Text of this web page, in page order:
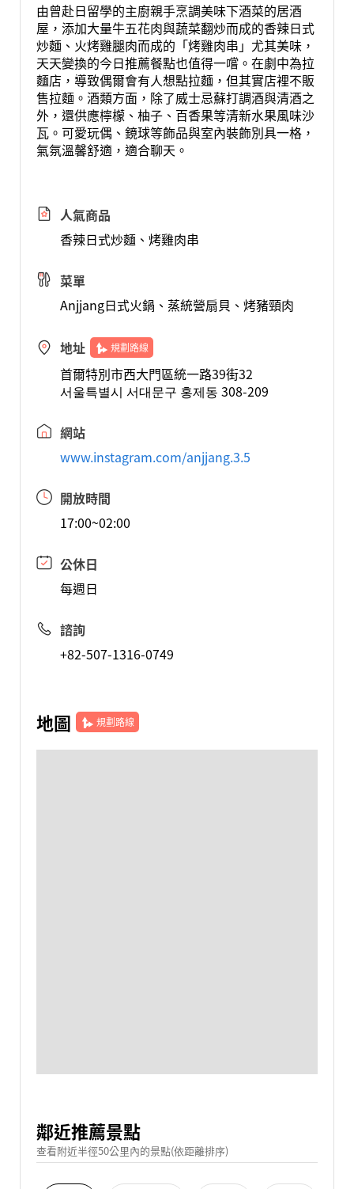
由曾赴日留學的主廚親手烹調美味下酒菜的居酒
屋，添加大量牛五花肉與蔬菜翻炒而成的香辣日式
炒麵、火烤雞腿肉而成的「烤雞肉串」尤其美味，
天天變換的今日推薦餐點也值得一嚐。在劇中為拉
麵店，導致偶爾會有人想點拉麵，但其實店裡不販
售拉麵。酒類方面，除了威士忌蘇打調酒與清酒之
外，還供應檸檬、柚子、百香果等清新水果風味沙
瓦。可愛玩偶、鏡球等飾品與室內裝飾別具一格，
氣氛溫馨舒適，適合聊天。
人氣商品
香辣日式炒麵、烤雞肉串
菜單
Anjjang日式火鍋、蒸統營扇貝、烤豬頸肉
地址 規劃路線
首爾特別市西大門區統一路39街32
서울특별시 서대문구 홍제동 308-209
網站
www.instagram.com/anjjang.3.5
開放時間
17:00~02:00
公休日
每週日
諮詢
+82-507-1316-0749
地圖 規劃路線
鄰近推薦景點
查看附近半徑50公里內的景點(依距離排序)